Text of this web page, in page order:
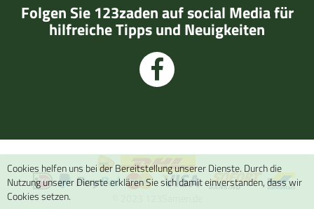
Cookies helfen uns bei der Bereitstellung unserer Dienste. Durch die
Nutzung unserer Dienste erklären Sie sich damit einverstanden, dass wir
Cookies setzen.
Folgen Sie 123zaden auf social Media für
hilfreiche Tipps und Neuigkeiten